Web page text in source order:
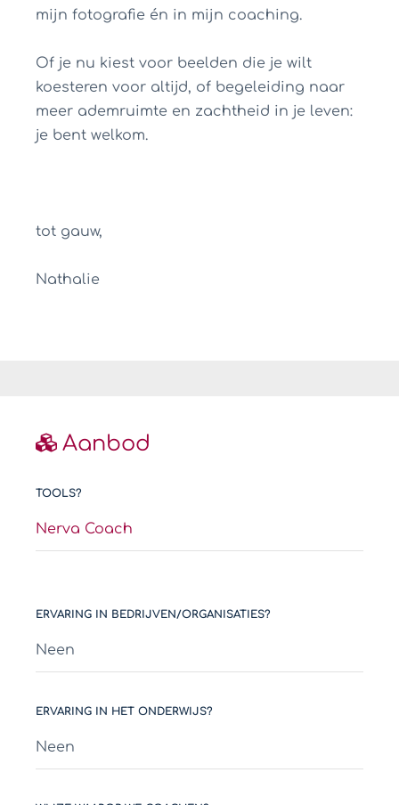
mijn fotografie én in mijn coaching.
Of je nu kiest voor beelden die je wilt
koesteren voor altijd, of begeleiding naar
meer ademruimte en zachtheid in je leven:
je bent welkom.
tot gauw,
Nathalie
Aanbod
TOOLS?
Nerva Coach
ERVARING IN BEDRIJVEN/ORGANISATIES?
Neen
ERVARING IN HET ONDERWIJS?
Neen